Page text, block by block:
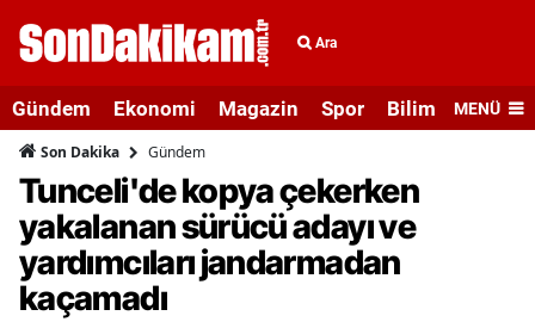
Ara
Gündem Ekonomi Magazin Spor Bilim veMENÜ
Son Dakika Gündem
Tunceli'de kopya çekerken
yakalanan sürücü adayı ve
yardımcıları jandarmadan
kaçamadı